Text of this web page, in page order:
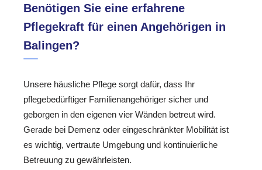
Benötigen Sie eine erfahrene
Pflegekraft für einen Angehörigen in
Balingen?
Unsere häusliche Pflege sorgt dafür, dass Ihr
pflegebedürftiger Familienangehöriger sicher und
geborgen in den eigenen vier Wänden betreut wird.
Gerade bei Demenz oder eingeschränkter Mobilität ist
es wichtig, vertraute Umgebung und kontinuierliche
Betreuung zu gewährleisten.